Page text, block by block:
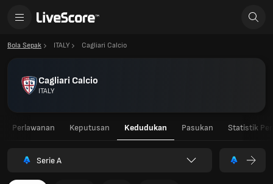
Bola Sepak ITALY Cagliari Calcio
Cagliari Calcio
ITALY
Perlawanan Keputusan Kedudukan Pasukan Statistik
Serie A